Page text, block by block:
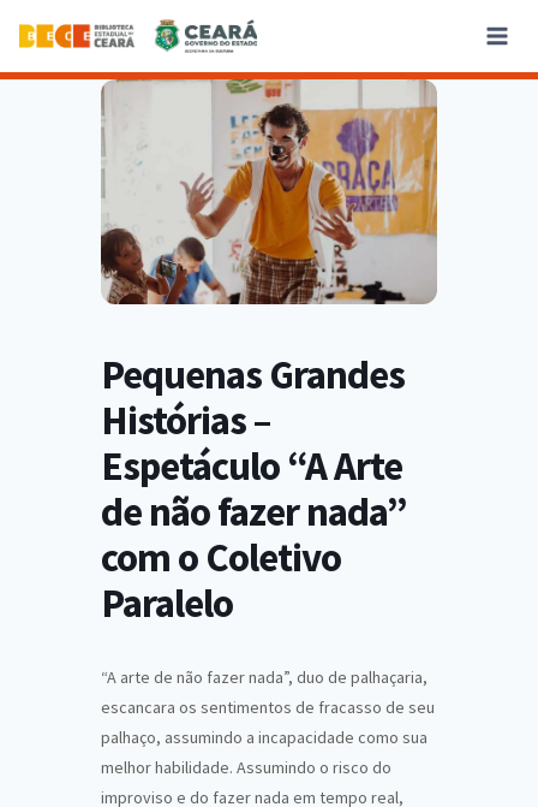
Pequenas Grandes
Histórias –
Espetáculo “A Arte
de não fazer nada”
com o Coletivo
Paralelo
“A arte de não fazer nada”, duo de palhaçaria,
escancara os sentimentos de fracasso de seu
palhaço, assumindo a incapacidade como sua
melhor habilidade. Assumindo o risco do
improviso e do fazer nada em tempo real,